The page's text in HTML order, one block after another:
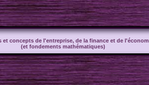
et concepts de l'entreprise, de la finance et de
(et fondements mathématiques)